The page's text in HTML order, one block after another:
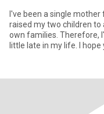
I've been a single
raised my two children
own families. Therefore,
little late in my life. I